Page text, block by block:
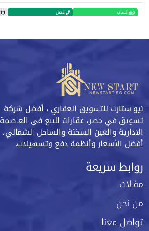
واتساب اتصل
نيو ستارت للتسويق العقاري ، أفضل شركة
تسويق في مصر، عقارات للبيع في العاصمة
الادارية والعين السخنة والساحل الشمالي،
أفضل الأسعار وأنظمة دفع وتسهيلات.
روابط سريعة
مقالات
من نحن
تواصل معنا